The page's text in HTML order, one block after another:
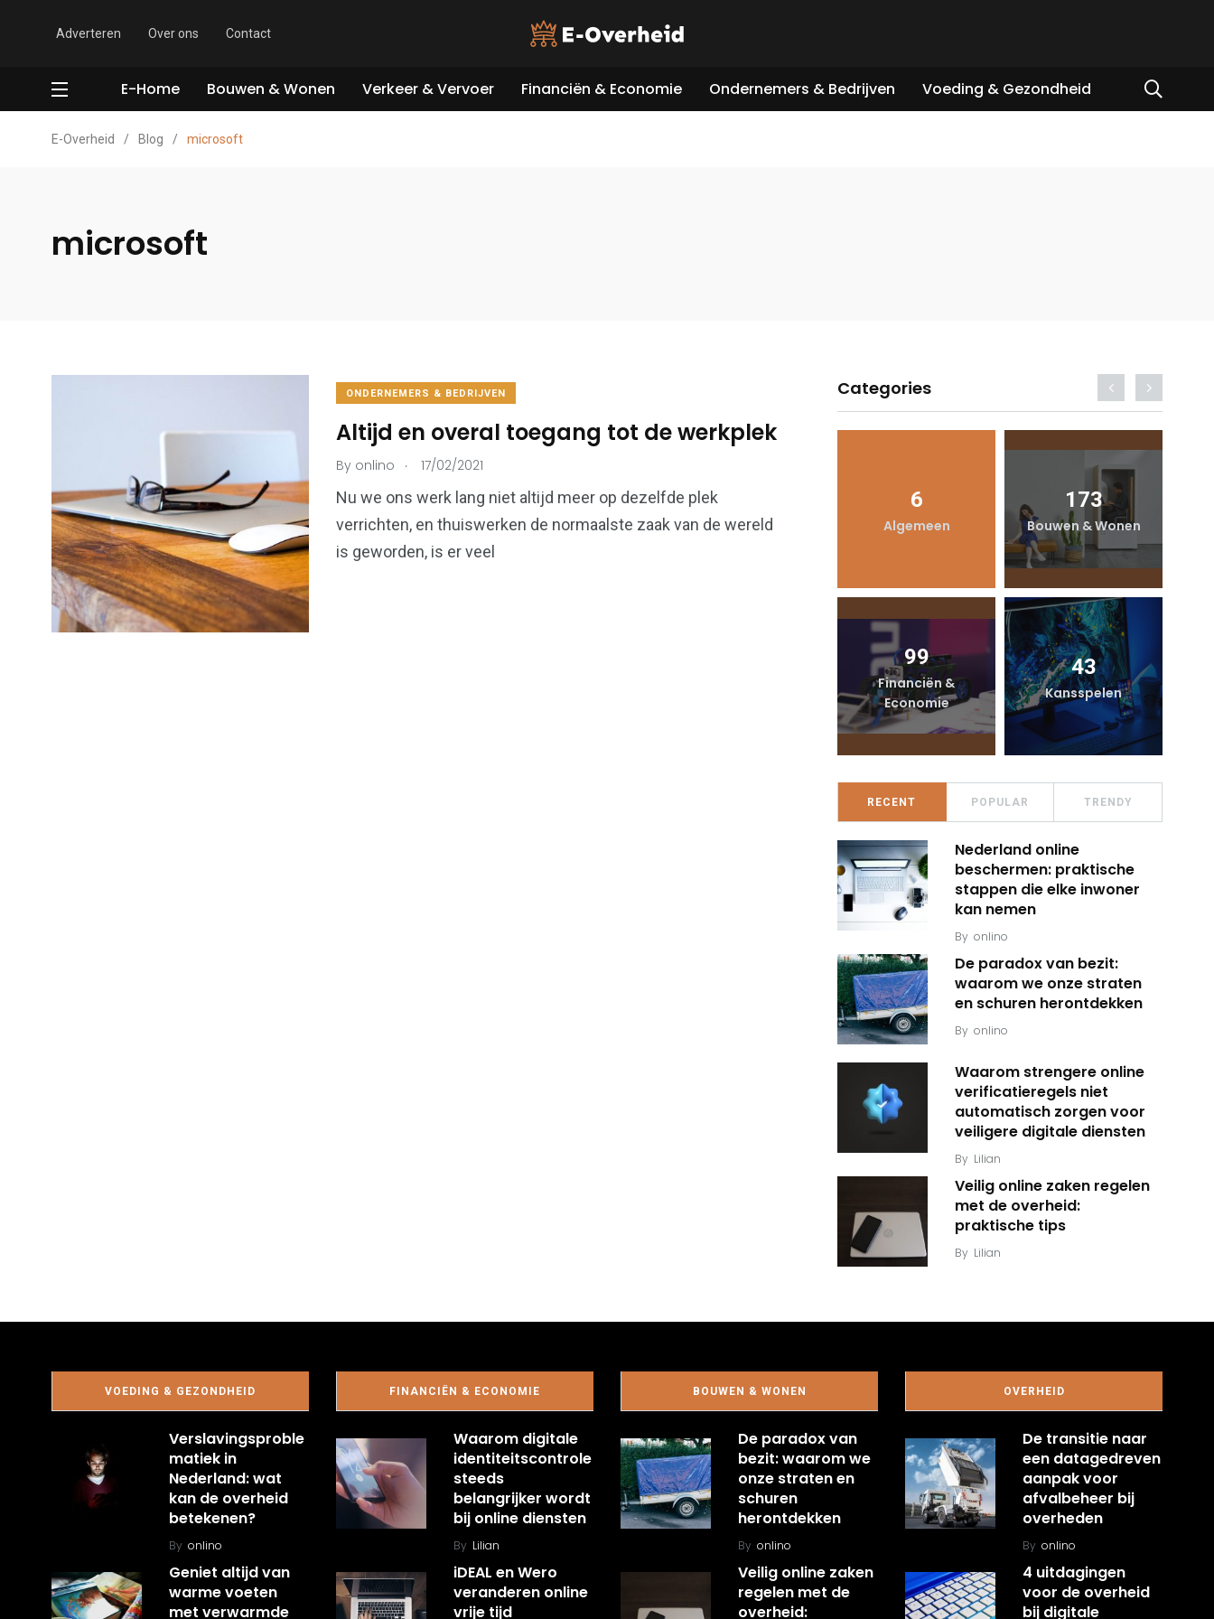
Adverteren Over ons Contact
E-Home Bouwen & Wonen Verkeer & Vervoer Financiën & Economie Ondernemers & Bedrijven Voeding & Gezondheid
E-Overheid / Blog / microsoft
microsoft
ONDERNEMERS & BEDRIJVEN
Altijd en overal toegang tot de werkplek
By onlino . 17/02/2021
Nu we ons werk lang niet altijd meer op dezelfde plek
verrichten, en thuiswerken de normaalste zaak van de wereld
is geworden, is er veel
Categories
6
Algemeen
173
Bouwen & Wonen
215
Ondernemers &
Bedrijven
Overheid
6
Algemeen
173
Bouwen & Wonen
99
Financiën &
Economie
43
Kansspelen
RECENT POPULAR TRENDY
Nederland online
beschermen: praktische
stappen die elke inwoner
kan nemen
By onlino
De paradox van bezit:
waarom we onze straten
en schuren herontdekken
By onlino
Waarom strengere online
verificatieregels niet
automatisch zorgen voor
veiligere digitale diensten
By Lilian
Veilig online zaken regelen
met de overheid:
praktische tips
By Lilian
VOEDING & GEZONDHEID
Verslavingsproble
matiek in
Nederland: wat
kan de overheid
betekenen?
By onlino
Geniet altijd van
warme voeten
met verwarmde
FINANCIËN & ECONOMIE
Waarom digitale
identiteitscontrole
steeds
belangrijker wordt
bij online diensten
By Lilian
iDEAL en Wero
veranderen online
vrije tijd
BOUWEN & WONEN
De paradox van
bezit: waarom we
onze straten en
schuren
herontdekken
By onlino
Veilig online zaken
regelen met de
overheid:
OVERHEID
De transitie naar
een datagedreven
aanpak voor
afvalbeheer bij
overheden
By onlino
4 uitdagingen
voor de overheid
bij digitale